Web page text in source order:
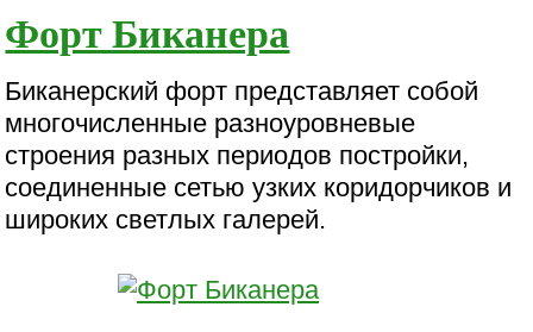
Форт Биканера
Биканерский форт представляет собой
многочисленные разноуровневые
строения разных периодов постройки,
соединенные сетью узких коридорчиков и
широких светлых галерей.